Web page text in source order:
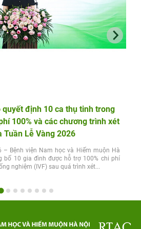
quyết định 10 ca thụ tinh trong
100% và các chương trình xét
Tuần Lễ Vàng 2026
– Bệnh viện Nam học và Hiếm muộn Hà
bố 10 gia đình được hỗ trợ 100% chi phí
nghiệm (IVF) sau quá trình xét...